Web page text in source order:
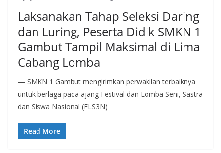
Laksanakan Tahap Seleksi Daring
dan Luring, Peserta Didik SMKN 1
Gambut Tampil Maksimal di Lima
Cabang Lomba
— SMKN 1 Gambut mengirimkan perwakilan terbaiknya
untuk berlaga pada ajang Festival dan Lomba Seni, Sastra
dan Siswa Nasional (FLS3N)
Read More